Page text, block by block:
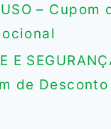
– Cupom
E
de Desconto